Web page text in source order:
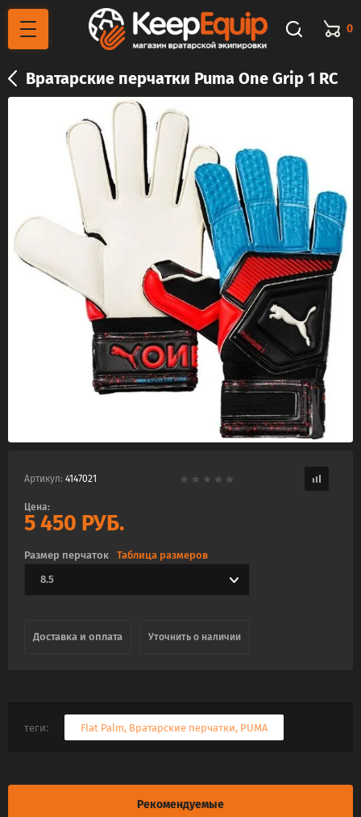
0
Вратарские перчатки Puma One Grip 1 RC
Артикул: 4147021
Цена:
5 450 РУБ.
Размер перчаток Таблица размеров
Уточнить о наличии
Доставка и оплата
теги: Flat Palm, Вратарские перчатки, PUMA
Рекомендуемые